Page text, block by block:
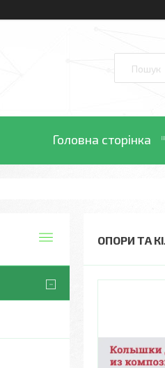
Головна сторінка
ОПОРИ ТА